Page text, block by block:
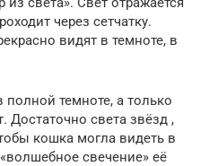
через сетчатку.
видят в темноте, в
полной темноте, а только
Достаточно света звёзд ,
кошка могла видеть в
свечение» её